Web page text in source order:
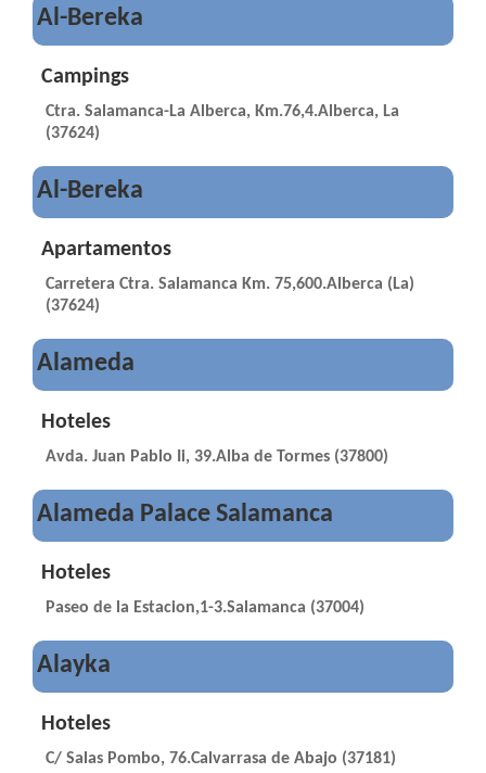
Al-Bereka
Campings
Ctra. Salamanca-La Alberca, Km.76,4.Alberca, La
(37624)
Al-Bereka
Apartamentos
Carretera Ctra. Salamanca Km. 75,600.Alberca (La)
(37624)
Alameda
Hoteles
Avda. Juan Pablo Ii, 39.Alba de Tormes (37800)
Alameda Palace Salamanca
Hoteles
Paseo de la Estacion,1-3.Salamanca (37004)
Alayka
Hoteles
C/ Salas Pombo, 76.Calvarrasa de Abajo (37181)